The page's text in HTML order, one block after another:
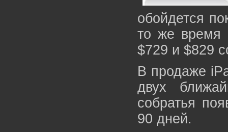
обойдется
то же время
$729 и $829
В продаже
двух
собратья
90 дней.